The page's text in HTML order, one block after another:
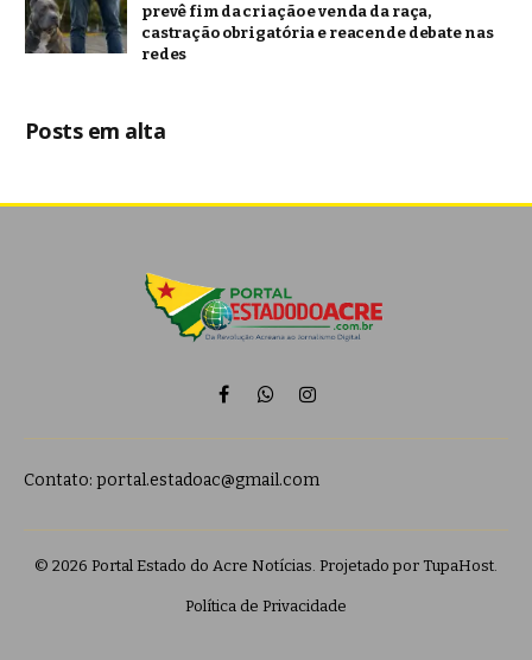
prevê fim da criação e venda da raça,
castração obrigatória e reacende debate nas
redes
Posts em alta
FacebookWhatsAppInstagram
Contato: portal.estadoac@gmail.com
© 2026 Portal Estado do Acre Notícias. Projetado por TupaHost
Política de Privacidade